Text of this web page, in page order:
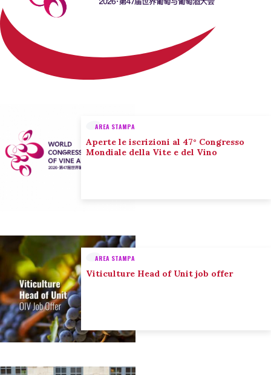
AREA STAMPA
Aperte le iscrizioni al 47° Congresso
Mondiale della Vite e del Vino
AREA STAMPA
Viticulture Head of Unit job offer